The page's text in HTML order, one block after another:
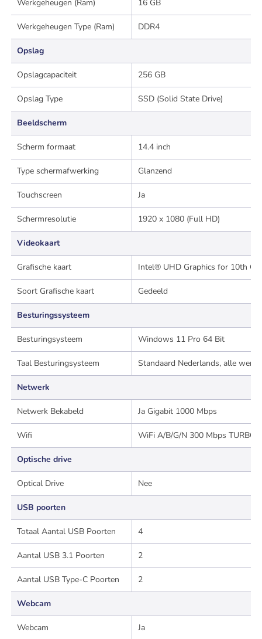
Werkgeheugen (Ram) 16 GB
Werkgeheugen Type (Ram) DDR4
Opslag
Opslagcapaciteit 256 GB
Opslag Type SSD (Solid State Drive)
Beeldscherm
Scherm formaat 14.4 inch
Type schermafwerking Glanzend
Touchscreen Ja
Schermresolutie 1920 x 1080 (Full HD)
Videokaart
Grafische kaart Intel® UHD Graphics for 10th
Soort Grafische kaart Gedeeld
Besturingssysteem
Besturingsysteem Windows 11 Pro 64 Bit
Taal Besturingsysteem Standaard Nederlands, alle
Netwerk
Netwerk Bekabeld Ja Gigabit 1000 Mbps
Wifi WiFi A/B/G/N 300 Mbps TURBO!
Optische drive
Optical Drive Nee
USB poorten
Totaal Aantal USB Poorten 4
Aantal USB 3.1 Poorten 2
Aantal USB Type-C Poorten 2
Webcam
Webcam Ja